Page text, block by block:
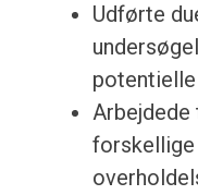
Udførte